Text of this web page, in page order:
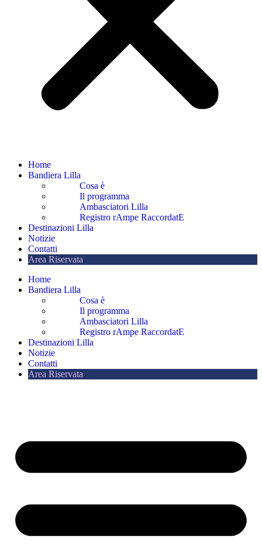
Home
Bandiera Lilla
Cosa è
Il programma
Ambasciatori Lilla
Registro rAmpe RaccordatE
Destinazioni Lilla
Notizie
Contatti
Area Riservata
Home
Bandiera Lilla
Cosa è
Il programma
Ambasciatori Lilla
Registro rAmpe RaccordatE
Destinazioni Lilla
Notizie
Contatti
Area Riservata